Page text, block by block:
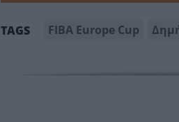
TAGS FIBA Europe Cup